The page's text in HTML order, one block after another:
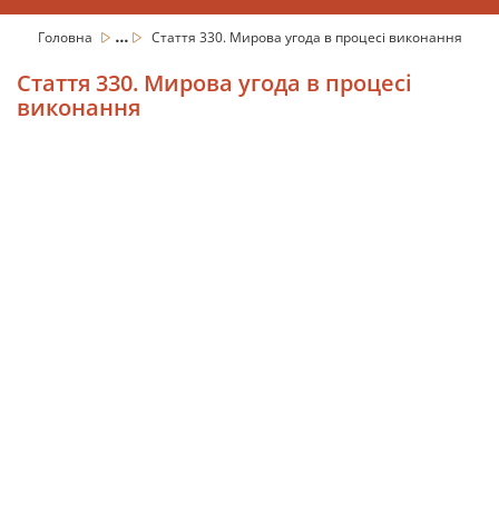
Головна ... Стаття 330. Мирова угода в процесі виконання
Стаття 330. Мирова угода в процесі
виконання